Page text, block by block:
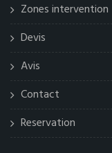
Zones intervention
Devis
Avis
Contact
Reservation